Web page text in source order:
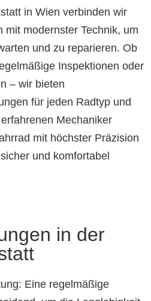
in Wien verbinden wir
mit modernster Technik, um
und zu reparieren. Ob
Inspektionen oder
– wir bieten
für jeden Radtyp und
Mechaniker
mit höchster Präzision
und komfortabel
in der
Eine regelmäßige